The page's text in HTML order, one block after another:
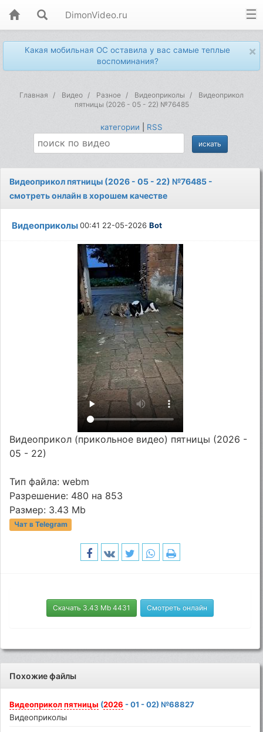
DimonVideo.ru
×
Какая мобильная ОС оставила у вас самые теплые
воспоминания?
Главная Видео Разное Видеоприколы
Видеоприкол
пятницы (2026 - 05 - 22) №76485
категории RSS
Видеоприкол пятницы (2026 - 05 - 22) №76485 -
смотреть онлайн в хорошем качестве
Видеоприколы00:41 22-05-2026Bot
Видеоприкол (прикольное видео) пятницы (2026 -
05 - 22)
Тип файла: webm
Разрешение: 480 на 853
Размер: 3.43 Mb
Чат в Telegram
Скачать 3.43 Mb 4431 Смотреть онлайн
Похожие файлы
Видеоприкол пятницы (2026 - 01 - 02) №68827
Видеоприколы